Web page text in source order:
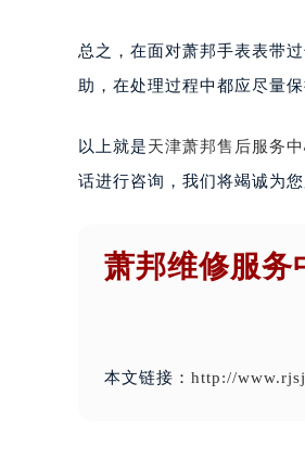
总之，在面对萧邦手表表带
助，在处理过程中都应尽量
以上就是天津萧邦售后服务
话进行咨询，我们将竭诚为您
萧邦维修服务
本文链接： http://